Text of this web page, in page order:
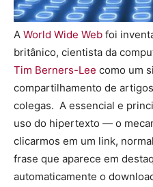
A World Wide Web foi
britânico, cientista da
Tim Berners-Lee como um
compartilhamento de
colegas. A essencial e
uso do hipertexto — o
clicarmos em um link,
frase que aparece em
automaticamente o